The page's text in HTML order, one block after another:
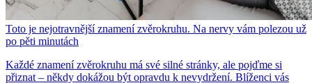
Toto je nejotravnější znamení zvěrokruhu. Na nervy vám polezou už
po pěti minutách
Každé znamení zvěrokruhu má své silné stránky, ale pojďme si
přiznat – někdy dokážou být opravdu k nevydržení. Blíženci vás